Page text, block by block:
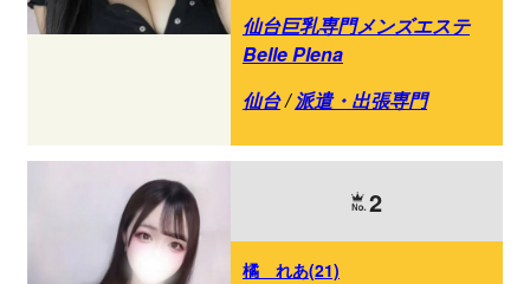
仙台巨乳専門メンズエステ
Belle Plena
仙台/派遣・出張専門
2
橘 れあ(21)